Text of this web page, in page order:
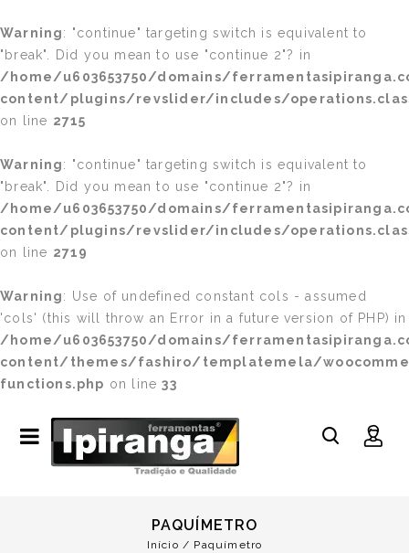
Warning: "continue" targeting switch is equivalent to
"break". Did you mean to use "continue 2"? in
/home/u603653750/domains/
content/plugins/revslider/includes/
on line 2715
Warning: "continue" targeting switch is equivalent to
"break". Did you mean to use "continue 2"? in
/home/u603653750/domains/
content/plugins/revslider/includes/
on line 2719
Warning: Use of undefined constant cols - assumed
'cols' (this will throw an Error in a future version of PHP) in
/home/u603653750/domains/
content/themes/fashiro/templatemela/
functions.php on line33
PAQUÍMETRO
Início / Paquímetro